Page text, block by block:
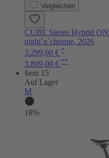
Vergleichen
CUBE Stereo Hybrid
night´n´chrome, 2026
3.299,00 € *
3.899,00 € **
Item 15
Auf Lager
M
18%